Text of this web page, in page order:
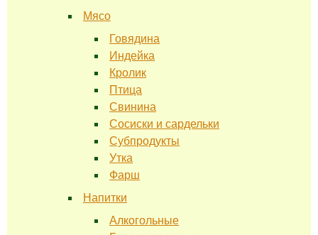
Мясо
Говядина
Индейка
Кролик
Птица
Свинина
Сосиски и сардельки
Субпродукты
Утка
Фарш
Напитки
Алкогольные